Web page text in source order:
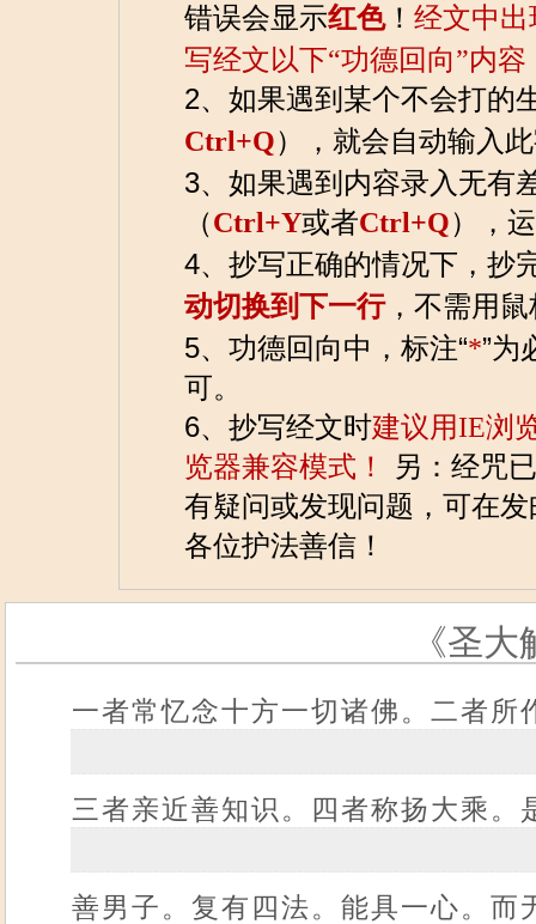
错误会显示红色！ 经文中
写经文以下“功德回向”内
2、如果遇到某个不会打的
Ctrl+Q），就会自动输入
3、如果遇到内容录入无有
（Ctrl+Y或者Ctrl+Q），
4、抄写正确的情况下，抄
动切换到下一行，不需用
5、功德回向中，标注“*”为
可。
6、抄写经文时建议用IE浏
览器兼容模式！
另：经咒
有疑问或发现问题，可在
各位护法善信！
《圣
一者常忆念十方一切诸佛。二者
三者亲近善知识。四者称扬大乘。
善男子。复有四法。能具一心。